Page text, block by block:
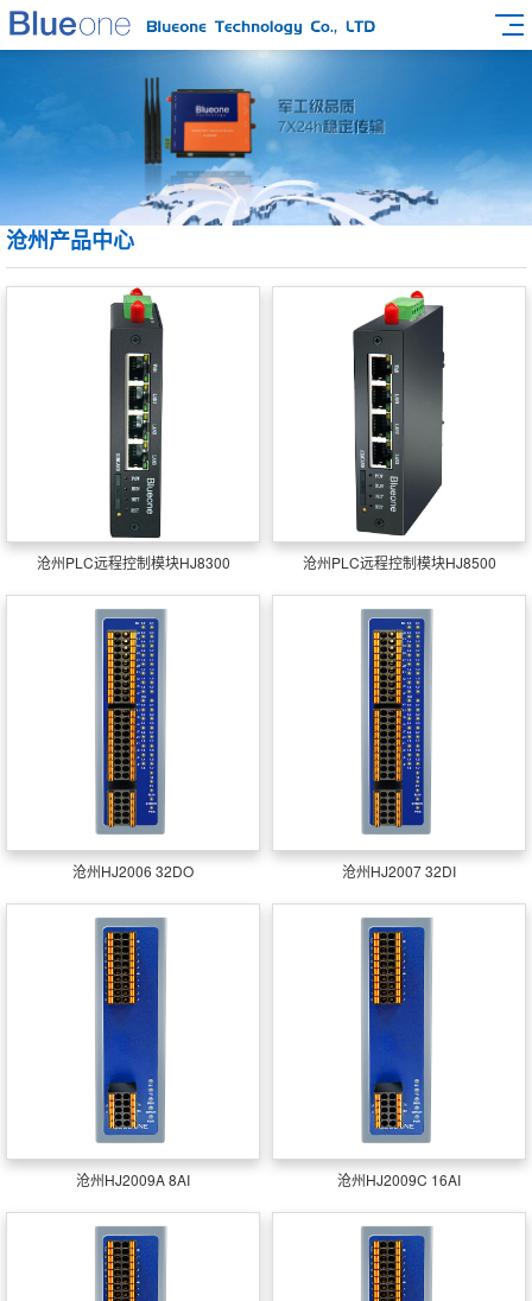
沧州产品中心
沧州PLC远程控制模块HJ8300 沧州PLC远程控制模块HJ8500
沧州HJ2006 32DO 沧州HJ2007 32DI
沧州HJ2009A 8AI 沧州HJ2009C 16AI